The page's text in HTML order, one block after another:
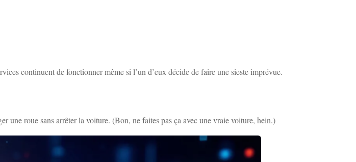
continuent de fonctionner même si l’un d’eux décide de faire une sieste imprévue.
une roue sans arrêter la voiture. (Bon, ne faites pas ça avec une vraie voiture, hein.)